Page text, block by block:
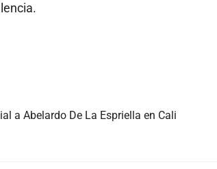
a Abelardo De La Espriella en Cali